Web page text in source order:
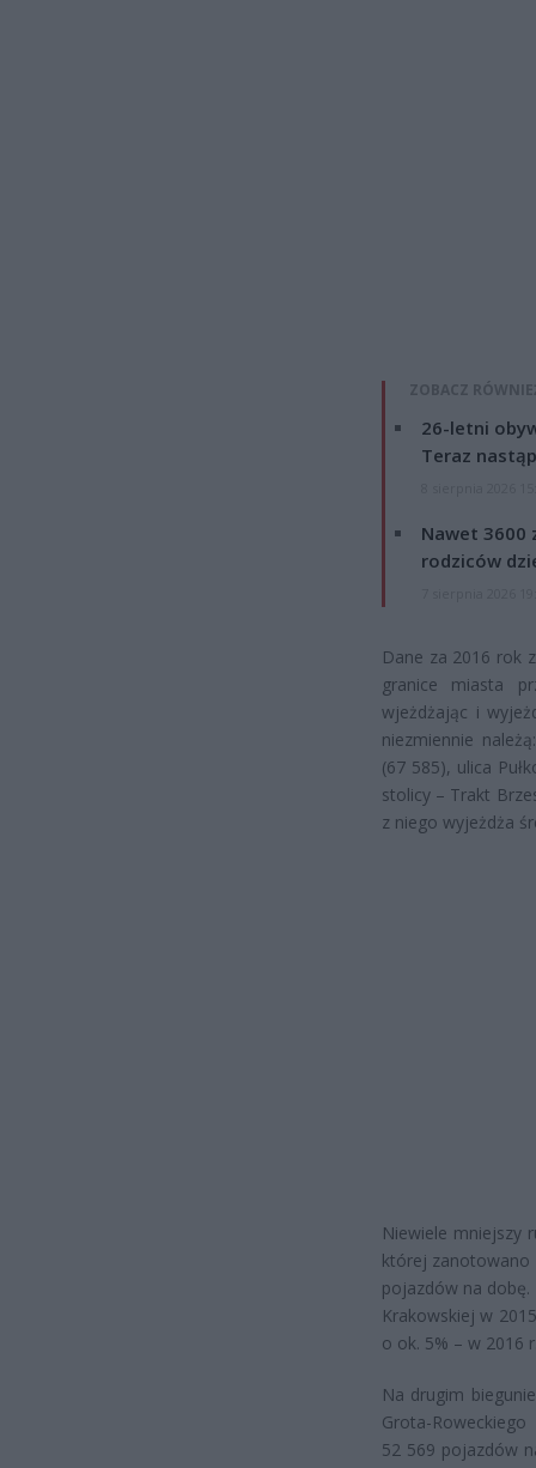
ZOBACZ
26-letni
Teraz
Nawet 3600
rodziców
Dane za 2016 rok
granice miasta
wjeżdżając i
niezmiennie
(67 585), ulica
stolicy – Trakt
z niego wyjeżdża
Niewiele mniejszy
której zanotowano
pojazdów na
Krakowskiej w
o ok. 5% – w 2016
Na drugim
Grota-
52 569 pojazdów